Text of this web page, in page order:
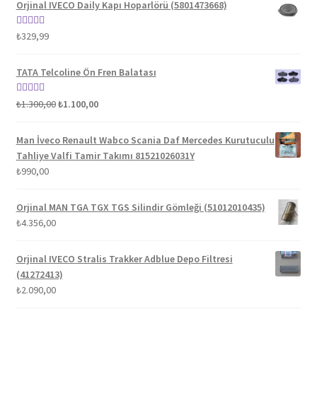
Orjinal IVECO Daily Kapı Hoparlörü (5801473668)
5 üzerinden
₺329,99
TATA Telcoline Ön Fren Balatası
5 üzerinden
₺1.300,00Orijinal
₺1.300,00.
₺1.100,00Şu
fiyat:
₺1.100,00.
Man İveco Renault Wabco Scania Daf Mercedes Kurutuculu
Tahliye Valfi Tamir Takımı 81521026031Y
₺990,00
Orjinal MAN TGA TGX TGS Silindir Gömleği (51012010435)
₺4.356,00
Orjinal IVECO Stralis Trakker Adblue Depo Filtresi
(41272413)
₺2.090,00